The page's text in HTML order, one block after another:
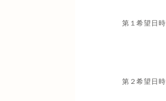
第１希望日時
第２希望日時